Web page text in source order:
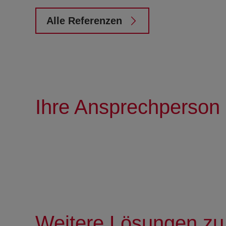
Alle Referenzen
Ihre Ansprechperson